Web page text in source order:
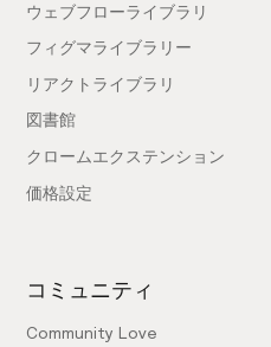
ウェブフローライブラリ
フィグマライブラリー
リアクトライブラリ
図書館
クロームエクステンション
価格設定
コミュニティ
Community Love